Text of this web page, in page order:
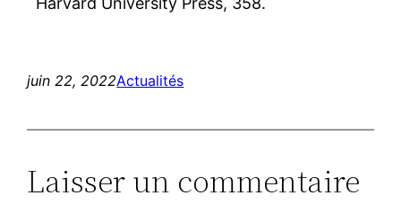
juin 22, 2022Actualités
Laisser un commentaire